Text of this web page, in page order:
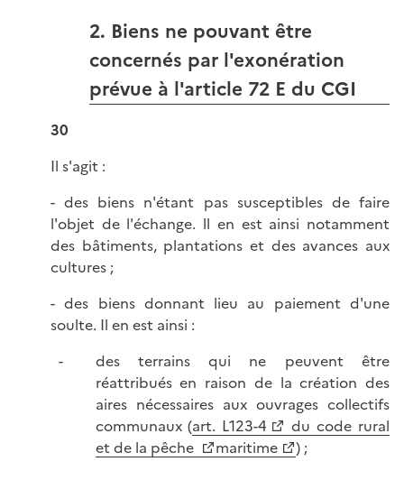
2. Biens ne pouvant être
concernés par l'exonération
prévue à l'article 72 E du CGI
30
Il s'agit :
- des biens n'étant pas susceptibles de faire
l'objet de l'échange. ll en est ainsi notamment
des bâtiments, plantations et des avances aux
cultures ;
- des biens donnant lieu au paiement d'une
soulte. Il en est ainsi :
des terrains qui ne peuvent être
réattribués en raison de la création des
aires nécessaires aux ouvrages collectifs
communaux (art. L123-4
du code rural
et de la pêche
maritime ) ;